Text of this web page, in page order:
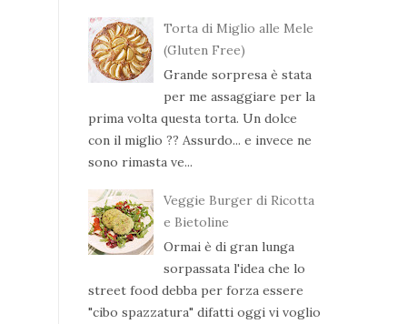
Torta di Miglio alle Mele
(Gluten Free)
Grande sorpresa è stata
per me assaggiare per la
prima volta questa torta. Un dolce
con il miglio ?? Assurdo... e invece ne
sono rimasta ve...
Veggie Burger di Ricotta
e Bietoline
Ormai è di gran lunga
sorpassata l'idea che lo
street food debba per forza essere
"cibo spazzatura" difatti oggi vi voglio